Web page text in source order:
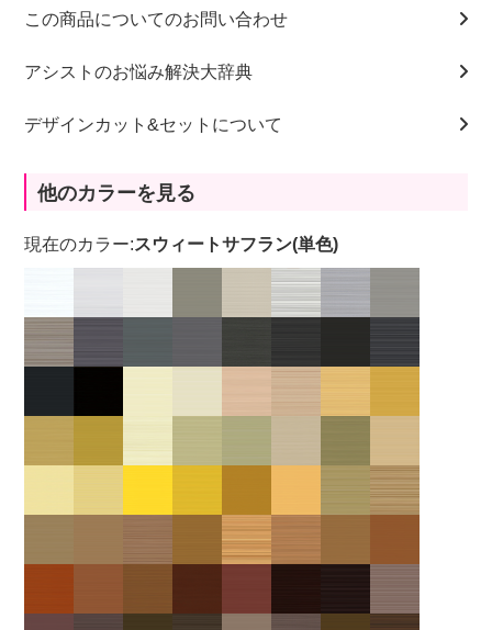
この商品についてのお問い合わせ
アシストのお悩み解決大辞典
デザインカット&セットについて
他のカラーを見る
現在のカラー:スウィートサフラン(単色)